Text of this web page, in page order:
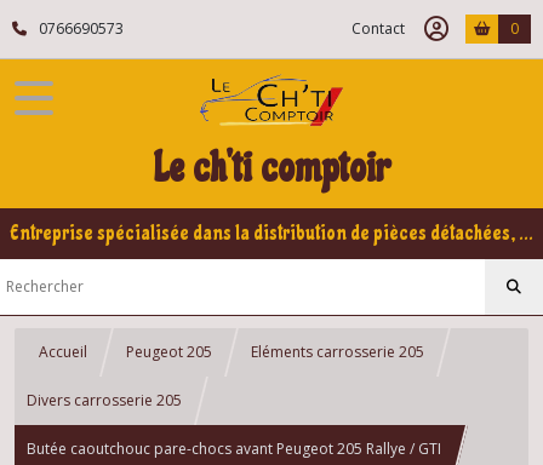
0766690573 Contact 0
Le ch'ti comptoir
Entreprise spécialisée dans la distribution de pièces détachées, refabrication pour voitures Yountimers Peugeot 205 GTI, 309 GTI - GTI16
Accueil Peugeot 205 Eléments carrosserie 205
Divers carrosserie 205
Butée caoutchouc pare-chocs avant Peugeot 205 Rallye / GTI